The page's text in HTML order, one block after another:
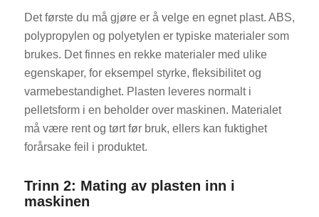
Det første du må gjøre er å velge en egnet plast. ABS,
polypropylen og polyetylen er typiske materialer som
brukes. Det finnes en rekke materialer med ulike
egenskaper, for eksempel styrke, fleksibilitet og
varmebestandighet. Plasten leveres normalt i
pelletsform i en beholder over maskinen. Materialet
må være rent og tørt før bruk, ellers kan fuktighet
forårsake feil i produktet.
Trinn 2: Mating av plasten inn i
maskinen